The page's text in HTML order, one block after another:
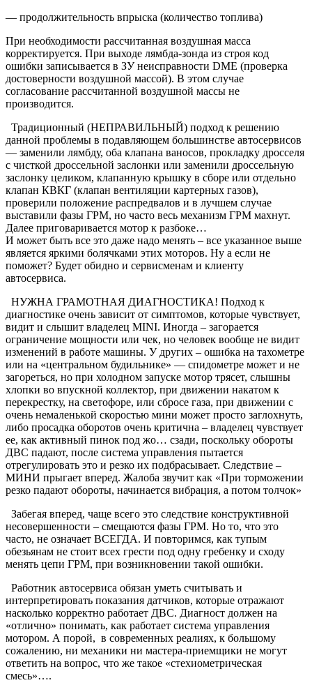
— продолжительность впрыска (количество топлива)
При необходимости рассчитанная воздушная масса
корректируется. При выходе лямбда-зонда из строя код
ошибки записывается в ЗУ неисправности DME (проверка
достоверности воздушной массой). В этом случае
согласование рассчитанной воздушной массы не
производится.
Традиционный (НЕПРАВИЛЬНЫЙ) подход к решению
данной проблемы в подавляющем большинстве автосервисов
— заменили лямбду, оба клапана ваносов, прокладку дросселя
с чисткой дроссельной заслонки или заменили дроссельную
заслонку целиком, клапанную крышку в сборе или отдельно
клапан КВКГ (клапан вентиляции картерных газов),
проверили положение распредвалов и в лучшем случае
выставили фазы ГРМ, но часто весь механизм ГРМ махнут.
Далее приговаривается мотор к разбоке…
И может быть все это даже надо менять – все указанное выше
является яркими болячками этих моторов. Ну а если не
поможет? Будет обидно и сервисменам и клиенту
автосервиса.
НУЖНА ГРАМОТНАЯ ДИАГНОСТИКА! Подход к
диагностике очень зависит от симптомов, которые чувствует,
видит и слышит владелец MINI. Иногда – загорается
ограничение мощности или чек, но человек вообще не видит
изменений в работе машины. У других – ошибка на тахометре
или на «центральном будильнике» — спидометре может и не
загореться, но при холодном запуске мотор трясет, слышны
хлопки во впускной коллектор, при движении накатом к
перекрестку, на светофоре, или сбросе газа, при движении с
очень немаленькой скоростью мини может просто заглохнуть,
либо просадка оборотов очень критична – владелец чувствует
ее, как активный пинок под жо… сзади, поскольку обороты
ДВС падают, после система управления пытается
отрегулировать это и резко их подбрасывает. Следствие –
МИНИ прыгает вперед. Жалоба звучит как «При торможении
резко падают обороты, начинается вибрация, а потом толчок»
Забегая вперед, чаще всего это следствие конструктивной
несовершенности – смещаются фазы ГРМ. Но то, что это
часто, не означает ВСЕГДА. И повторимся, как тупым
обезьянам не стоит всех грести под одну гребенку и сходу
менять цепи ГРМ, при возникновении такой ошибки.
Работник автосервиса обязан уметь считывать и
интерпретировать показания датчиков, которые отражают
насколько корректно работает ДВС. Диагност должен на
«отлично» понимать, как работает система управления
мотором. А порой, в современных реалиях, к большому
сожалению, ни механики ни мастера-приемщики не могут
ответить на вопрос, что же такое «стехиометрическая
смесь»….